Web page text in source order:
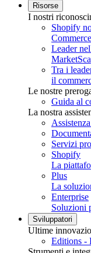
Risorse
I nostri
Shopify
Leader
Tra i
il
Le nostre
Guida al
La nostra
Servizi
Shopify
La
Plus
La
Enterprise
Soluzioni
Sviluppatori
Ultime
Editions -